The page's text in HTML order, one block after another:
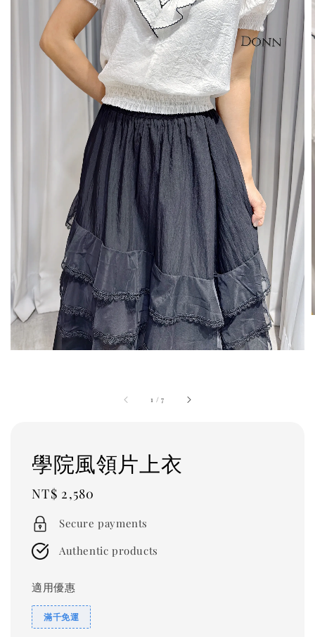
1 /7
學院風領片上衣
Regular
price
NT$ 2,580
Secure payments
Authentic products
適用優惠
滿千免運